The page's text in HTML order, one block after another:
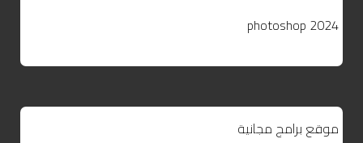
photoshop 2024
موقع برامج مجانية